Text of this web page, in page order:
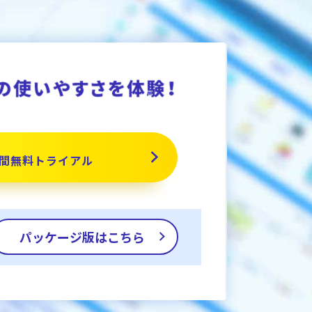
無料トライアル
パッケージ版はこちら